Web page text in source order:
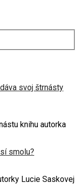
svoj štrnásty
knihu autorka
smolu?
Lucie Saskovej